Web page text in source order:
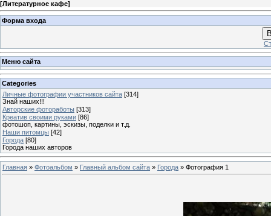
[Литературное кафе]
Форма входа
Меню сайта
Categories
Личные фотографии участников сайта [314]
Знай наших!!!
Авторские фотоработы [313]
Креатив своими руками [86]
фотошоп, картины, эскизы, поделки и т.д.
Наши питомцы [42]
Города [80]
Города наших авторов
Главная » Фотоальбом » Главный альбом сайта » Города » Фотография 1